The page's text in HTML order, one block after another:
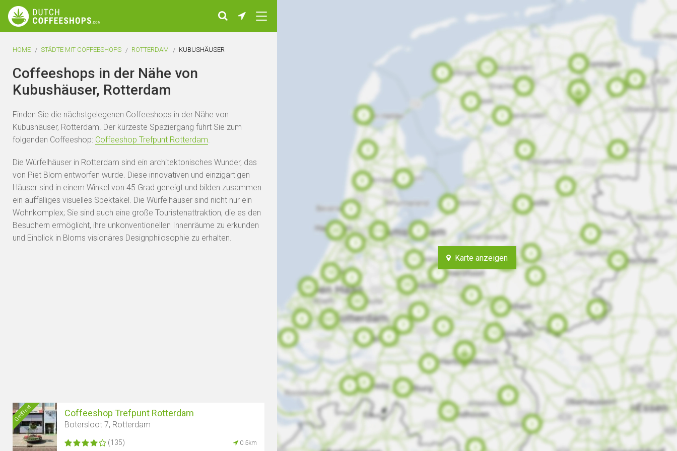
Karte anzeigen
HOME STÄDTE MIT COFFEESHOPS ROTTERDAM KUBUSHÄUSER
Coffeeshops in der Nähe von
Kubushäuser, Rotterdam
Finden Sie die nächstgelegenen Coffeeshops in der Nähe von
Kubushäuser, Rotterdam. Der kürzeste Spaziergang führt Sie zum
folgenden Coffeeshop: Coffeeshop Trefpunt Rotterdam.
Die Würfelhäuser in Rotterdam sind ein architektonisches Wunder, das
von Piet Blom entworfen wurde. Diese innovativen und einzigartigen
Häuser sind in einem Winkel von 45 Grad geneigt und bilden zusammen
ein auffälliges visuelles Spektakel. Die Würfelhäuser sind nicht nur ein
Wohnkomplex; Sie sind auch eine große Touristenattraktion, die es den
Besuchern ermöglicht, ihre unkonventionellen Innenräume zu erkunden
und Einblick in Bloms visionäres Designphilosophie zu erhalten.
Geöffnet Coffeeshop Trefpunt Rotterdam
Botersloot 7, Rotterdam
(135) 0.5km